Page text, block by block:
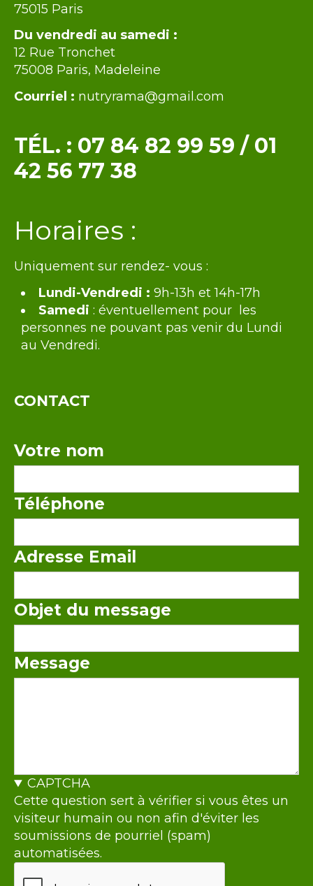
75015 Paris
Du vendredi au samedi :
12 Rue Tronchet
75008 Paris, Madeleine
Courriel : nutryrama@gmail.com
TÉL. : 07 84 82 99 59 / 01
42 56 77 38
Texte
Horaires :
Uniquement sur rendez- vous :
Lundi-Vendredi : 9h-13h et 14h-17h
Samedi : éventuellement pour les
personnes ne pouvant pas venir du Lundi
au Vendredi.
CONTACT
Votre nom
Téléphone
Adresse Email
Objet du message
Message
CAPTCHA
Cette question sert à vérifier si vous êtes un
visiteur humain ou non afin d'éviter les
soumissions de pourriel (spam)
automatisées.